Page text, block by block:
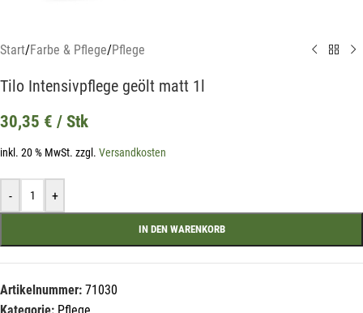
Start/Farbe & Pflege/Pflege
Tilo Intensivpflege geölt matt 1l
30,35 € / Stk
inkl. 20 % MwSt. zzgl. Versandkosten
- +
IN DEN WARENKORB
Artikelnummer: 71030
Mit unserem Newsletter sind Sie
Veranstaltungen und Aktionen